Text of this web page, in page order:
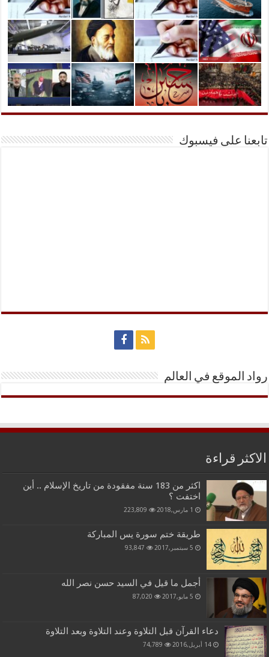
تابعنا على فيسبوك
رواد الموقع في العالم
الاكثر قراءة
اكثر من 183 سنة مفقودة من تاريخ الإسلام .. أين
اختفت ؟
1 مارس,2018 223,809
طريقة ختم سورة يس المباركة
5 سبتمبر,2017 93,847
أجمل ما قيل في السيد حسن نصر الله
5 مايو,2017 87,020
دعاء القرآن قبل التلاوة وعند التلاوة وبعد التلاوة
14 أبريل,2016 74,789